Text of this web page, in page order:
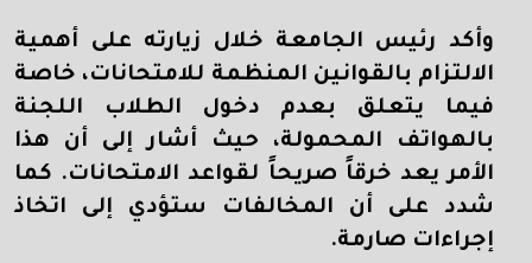
وأكد رئيس الجامعة خلال زيارته على أهمية
الالتزام بالقوانين المنظمة للامتحانات، خاصة
فيما يتعلق بعدم دخول الطلاب اللجنة
بالهواتف المحمولة، حيث أشار إلى أن هذا
الأمر يعد خرقاً صريحاً لقواعد الامتحانات. كما
شدد على أن المخالفات ستؤدي إلى اتخاذ
إجراءات صارمة.